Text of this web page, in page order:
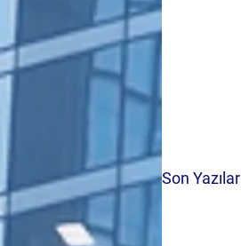
Son Yazılar